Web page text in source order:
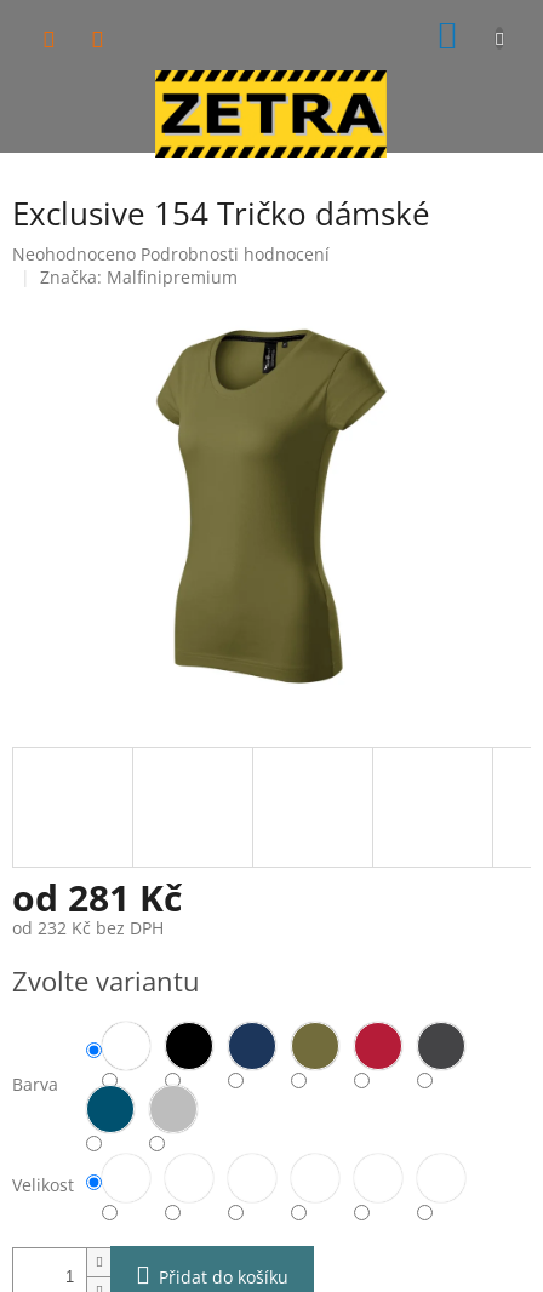
Exclusive 154 Tričko dámské
Průměrné
hodnocení
Neohodnoceno Podrobnosti hodnocení
Značka: Malfinipremium
od 281 Kč
od 232 Kč bez DPH
cena:
Zvolte variantu
Barva
Velikost
Přidat do košíku